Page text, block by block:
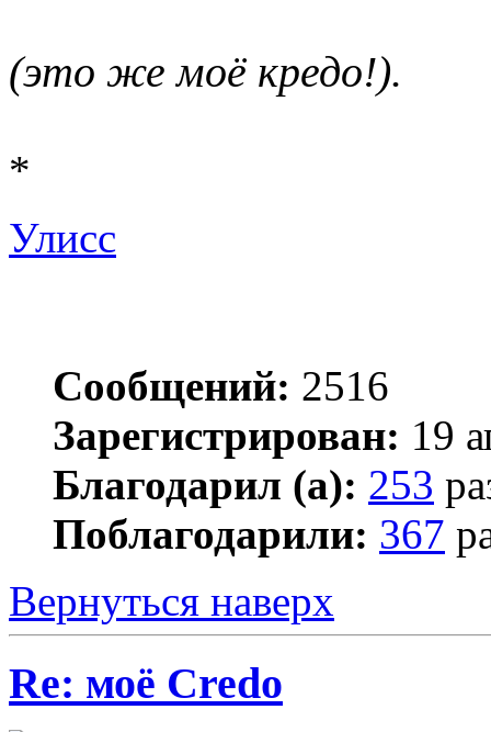
(это же моё кредо!).
*
Улисс
Сообщений: 2516
Зарегистрирован: 19
Благодарил (а): 253
Поблагодарили: 367
Вернуться наверх
Re: моё Сredo